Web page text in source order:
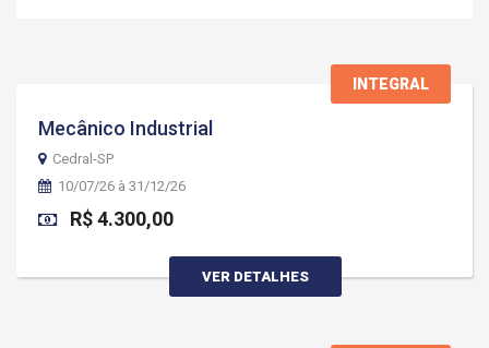
INTEGRAL
Mecânico Industrial
Cedral-SP
10/07/26 à 31/12/26
R$ 4.300,00
VER DETALHES